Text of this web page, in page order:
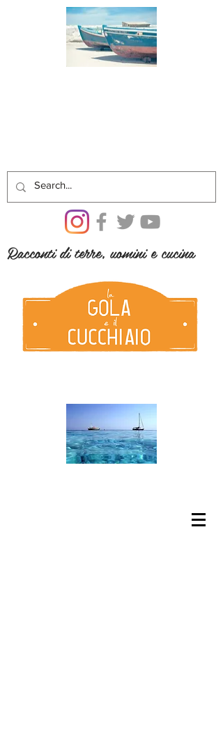
Racconti di terre, uomini e cucina